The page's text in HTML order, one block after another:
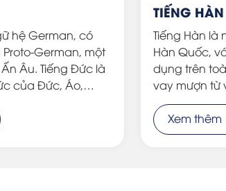
hệ German, có
German, một
Âu. Tiếng Đức là
của Đức, Áo,
và một số khu vực
Ba Lan, và Cộng
TIẾNG HÀN
Tiếng Hàn
Hàn Quốc,
dụng trên
vay mượn từ
biệt là các
và khoa học
Xem thêm